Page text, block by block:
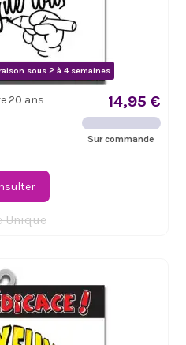
sous 2 à 4 semaines
20 ans 14,95 €
Sur commande
Unique